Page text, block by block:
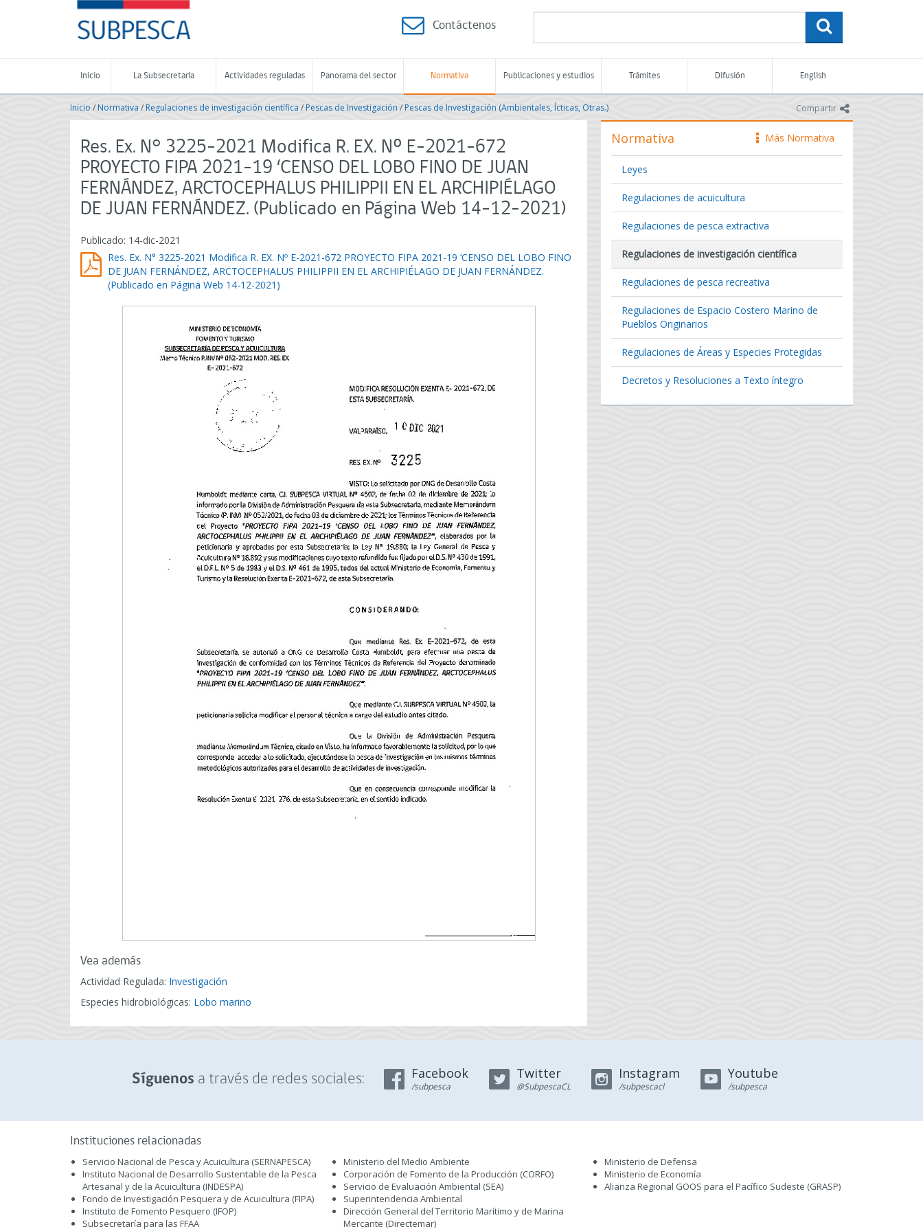
-
Subsecretaría
de
Pesca
Acuicultura
-
de
Chile
Contáctenos
Inicio La Subsecretaría Actividades reguladas Panorama del sector Normativa Publicaciones y estudios Trámites Difusión English
Compartir icono
Inicio /Normativa / Regulaciones de investigación científica /Pescas de Investigación /Pescas de Investigación (Ambientales, Ícticas, Otras.)
Res. Ex. N° 3225-2021 Modifica R. EX. Nº E-2021-672
PROYECTO FIPA 2021-19 ‘CENSO DEL LOBO FINO DE JUAN
FERNÁNDEZ, ARCTOCEPHALUS PHILIPPII EN EL ARCHIPIÉLAGO
DE JUAN FERNÁNDEZ. (Publicado en Página Web 14-12-2021)
Publicado: 14-dic-2021
Res. Ex. N° 3225-2021 Modifica R. EX. Nº E-2021-672 PROYECTO FIPA 2021-19 ‘CENSO DEL LOBO FINO
DE JUAN FERNÁNDEZ, ARCTOCEPHALUS PHILIPPII EN EL ARCHIPIÉLAGO DE JUAN FERNÁNDEZ.
(Publicado en Página Web 14-12-2021)
Vea además
Actividad Regulada: Investigación
Especies hidrobiológicas: Lobo marino
icono
Más Normativa
Normativa
Leyes
Regulaciones de acuicultura
Regulaciones de pesca extractiva
Regulaciones de investigación científica
Regulaciones de pesca recreativa
Regulaciones de Espacio Costero Marino de
Pueblos Originarios
Regulaciones de Áreas y Especies Protegidas
Decretos y Resoluciones a Texto íntegro
Síguenos a través de redes sociales: Facebook
/subpesca
Twitter
@SubpescaCL
Instagram
/subpescacl
Youtube
/subpesca
Instituciones relacionadas
Servicio Nacional de Pesca y Acuicultura (SERNAPESCA)
Instituto Nacional de Desarrollo Sustentable de la Pesca
Artesanal y de la Acuicultura (INDESPA)
Fondo de Investigación Pesquera y de Acuicultura (FIPA)
Instituto de Fomento Pesquero (IFOP)
Subsecretaría para las FFAA
Ministerio del Medio Ambiente
Corporación de Fomento de la Producción (CORFO)
Servicio de Evaluación Ambiental (SEA)
Superintendencia Ambiental
Dirección General del Territorio Marítimo y de Marina
Mercante (Directemar)
Ministerio de Defensa
Ministerio de Economía
Alianza Regional GOOS para el Pacífico Sudeste (GRASP)